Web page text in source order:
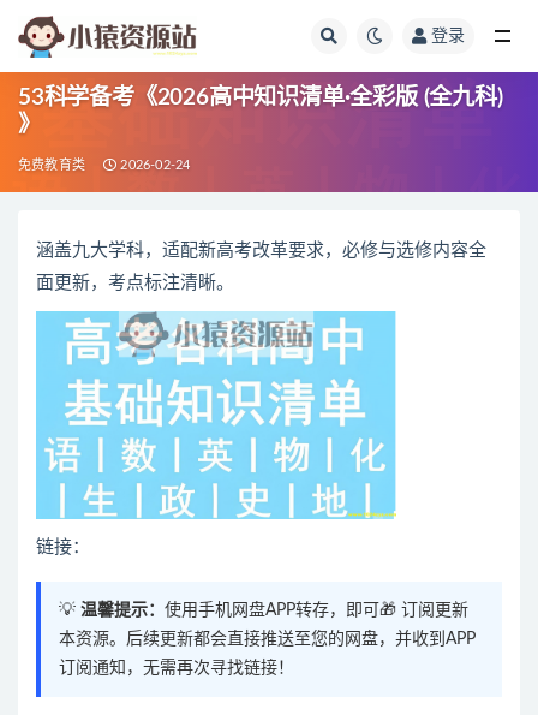
登录
53科学备考《2026高中知识清单·全彩版 (全九科)
》
免费教育类 2026-02-24
涵盖九大学科，适配新高考改革要求，必修与选修内容全
面更新，考点标注清晰。
链接：
💡 温馨提示： 使用手机网盘APP转存，即可🎁 订阅更新
本资源。后续更新都会直接推送至您的网盘，并收到APP
订阅通知，无需再次寻找链接！